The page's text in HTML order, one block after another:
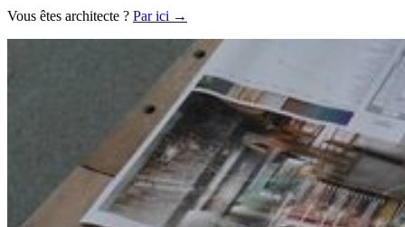
Vous êtes architecte ? Par ici →